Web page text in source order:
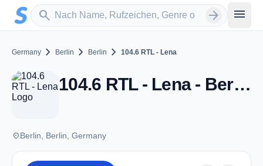
Zum Hauptinhalt springen
search
Sender suchen arrow_forward menu
Germany chevron_right Berlin chevron_right Berlin chevron_right 104.6 RTL - Lena
104.6 RTL - Lena - Berlin
placeBerlin, Berlin, Germany